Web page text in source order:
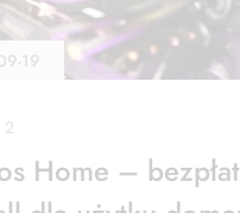
19
2
Home –